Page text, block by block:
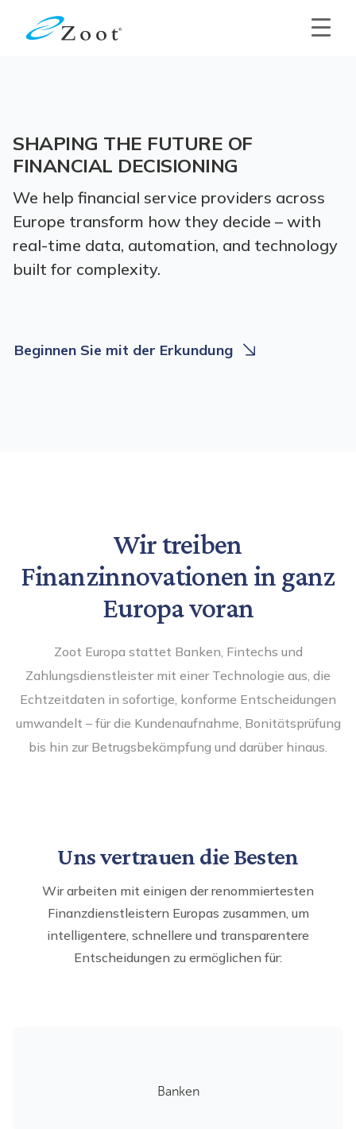
SHAPING THE FUTURE OF
FINANCIAL DECISIONING
We help financial service providers across
Europe transform how they decide – with
real-time data, automation, and technology
built for complexity.
Beginnen Sie mit der Erkundung
Wir treiben
Finanzinnovationen in ganz
Europa voran
Zoot Europa stattet Banken, Fintechs und
Zahlungsdienstleister mit einer Technologie aus, die
Echtzeitdaten in sofortige, konforme Entscheidungen
umwandelt – für die Kundenaufnahme, Bonitätsprüfung
bis hin zur Betrugsbekämpfung und darüber hinaus.
Uns vertrauen die Besten
Wir arbeiten mit einigen der renommiertesten
Finanzdienstleistern Europas zusammen, um
intelligentere, schnellere und transparentere
Entscheidungen zu ermöglichen für:
Banken